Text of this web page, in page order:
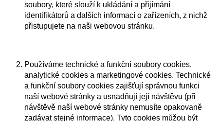
soubory, které slouží k ukládání a přijímání
identifikátorů a dalších informací o zařízeních, z nichž
přistupujete na naši webovou stránku.
Používáme technické a funkční soubory cookies,
analytické cookies a marketingové cookies. Technické
a funkční soubory cookies zajišťují správnou funkci
naší webové stránky a usnadňují její návštěvu (při
návštěvě naší webové stránky nemusíte opakovaně
zadávat stejné informace). Tyto cookies můžou být